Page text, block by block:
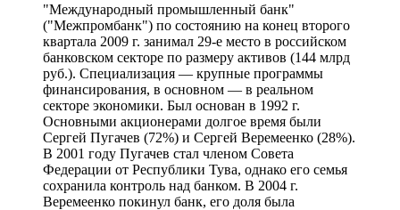
"Международный промышленный банк"
("Межпромбанк") по состоянию на конец второго
квартала 2009 г. занимал 29-е место в российском
банковском секторе по размеру активов (144 млрд
руб.). Специализация — крупные программы
финансирования, в основном — в реальном
секторе экономики. Был основан в 1992 г.
Основными акционерами долгое время были
Сергей Пугачев (72%) и Сергей Веремеенко (28%).
В 2001 году Пугачев стал членом Совета
Федерации от Республики Тува, однако его семья
сохранила контроль над банком. В 2004 г.
Веремеенко покинул банк, его доля была